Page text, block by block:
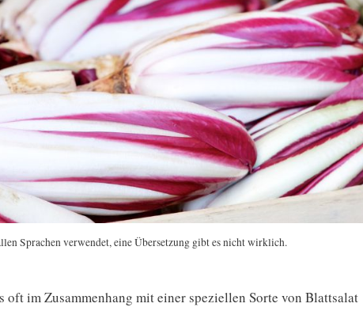
Sprachen verwendet, eine Übersetzung gibt es nicht wirklich.
im Zusammenhang mit einer speziellen Sorte von Blattsalat